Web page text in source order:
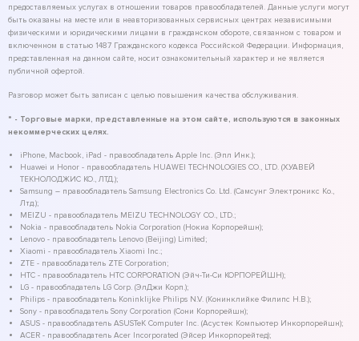
предоставляемых услугах в отношении товаров правообладателей. Данные услуги могут
быть оказаны на месте или в неавторизованных сервисных центрах независимыми
физическими и юридическими лицами в гражданском обороте, связанном с товаром и
включенном в статью 1487 Гражданского кодекса Российской Федерации. Информация,
представленная на данном сайте, носит ознакомительный характер и не является
публичной офертой.
Разговор может быть записан с целью повышения качества обслуживания.
* - Торговые марки, представленные на этом сайте, используются в законных
некоммерческих целях.
iPhone, Macbook, iPad - правообладатель Apple Inc. (Эпл Инк.);
Huawei и Honor - правообладатель HUAWEI TECHNOLOGIES CO., LTD. (ХУАВЕЙ
ТЕКНОЛОДЖИС КО., ЛТД.);
Samsung – правообладатель Samsung Electronics Co. Ltd. (Самсунг Электроникс Ко.,
Лтд.);
MEIZU - правообладатель MEIZU TECHNOLOGY CO., LTD.;
Nokia - правообладатель Nokia Corporation (Нокиа Корпорейшн);
Lenovo - правообладатель Lenovo (Beijing) Limited;
Xiaomi - правообладатель Xiaomi Inc.;
ZTE - правообладатель ZTE Corporation;
HTC - правообладатель HTC CORPORATION (Эйч-Ти-Си КОРПОРЕЙШН);
LG - правообладатель LG Corp. (ЭлДжи Корп.);
Philips - правообладатель Koninklijke Philips N.V. (Конинклийке Филипс Н.В.);
Sony - правообладатель Sony Corporation (Сони Корпорейшн);
ASUS - правообладатель ASUSTeK Computer Inc. (Асустек Компьютер Инкорпорейшн);
ACER - правообладатель Acer Incorporated (Эйсер Инкорпорейтед);